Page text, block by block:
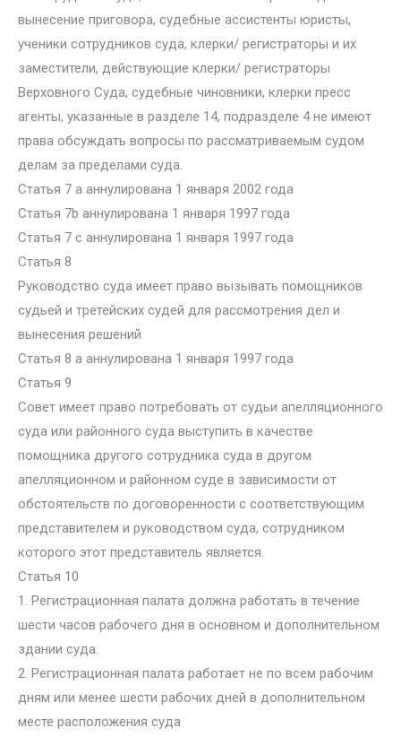
вынесение приговора, судебные ассистенты юристы,
ученики сотрудников суда, клерки/ регистраторы и их
заместители, действующие клерки/ регистраторы
Верховного Суда, судебные чиновники, клерки пресс
агенты, указанные в разделе 14, подразделе 4 не имеют
права обсуждать вопросы по рассматриваемым судом
делам за пределами суда.
Статья 7 a аннулирована 1 января 2002 года
Статья 7b аннулирована 1 января 1997 года
Статья 7 c аннулирована 1 января 1997 года
Статья 8
Руководство суда имеет право вызывать помощников
судьей и третейских судей для рассмотрения дел и
вынесения решений
Статья 8 а аннулирована 1 января 1997 года
Статья 9
Совет имеет право потребовать от судьи апелляционного
суда или районного суда выступить в качестве
помощника другого сотрудника суда в другом
апелляционном и районном суде в зависимости от
обстоятельств по договоренности с соответствующим
представителем и руководством суда, сотрудником
которого этот представитель является.
Статья 10
1. Регистрационная палата должна работать в течение
шести часов рабочего дня в основном и дополнительном
здании суда.
2. Регистрационная палата работает не по всем рабочим
дням или менее шести рабочих дней в дополнительном
месте расположения суда